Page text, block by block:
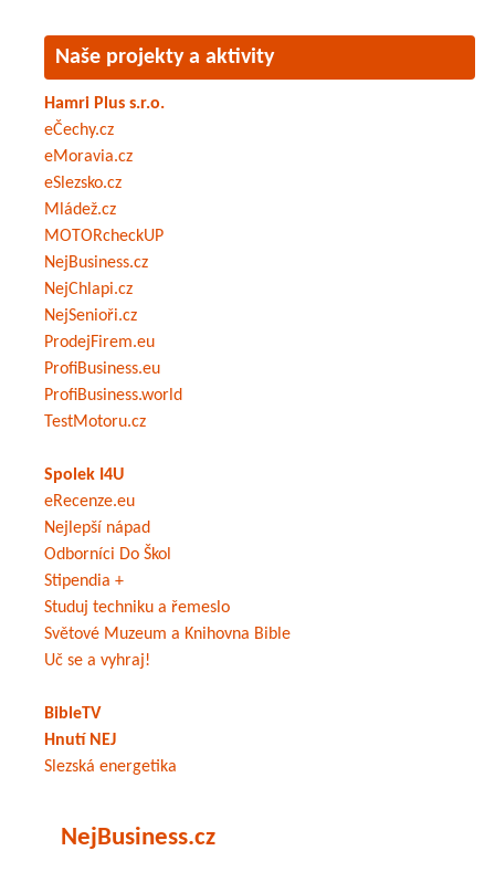
Naše projekty a aktivity
Hamri Plus s.r.o.
eČechy.cz
eMoravia.cz
eSlezsko.cz
Mládež.cz
MOTORcheckUP
NejBusiness.cz
NejChlapi.cz
NejSenioři.cz
ProdejFirem.eu
ProfiBusiness.eu
ProfiBusiness.world
TestMotoru.cz
Spolek I4U
eRecenze.eu
Nejlepší nápad
Odborníci Do Škol
Stipendia +
Studuj techniku a řemeslo
Světové Muzeum a Knihovna Bible
Uč se a vyhraj!
BibleTV
Hnutí NEJ
Slezská energetika
NejBusiness.cz